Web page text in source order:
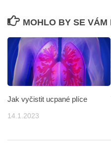
MOHLO BY SE VÁM
Jak vyčistit ucpané plíce
14.1.2023